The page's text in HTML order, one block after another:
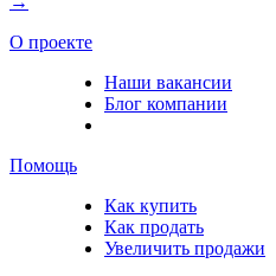
О проекте
Наши вакансии
Блог компании
Помощь
Как купить
Как продать
Увеличить продажи